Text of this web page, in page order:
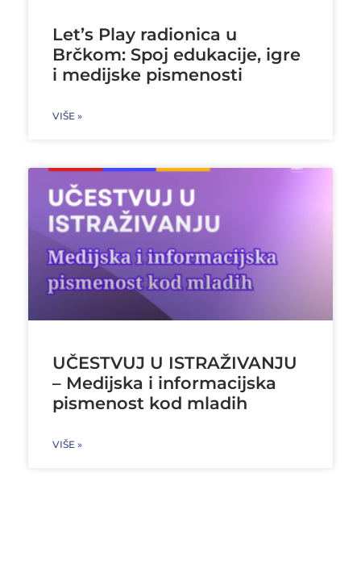
Let’s Play radionica u
Brčkom: Spoj edukacije, igre
i medijske pismenosti
VIŠE »
UČESTVUJ U ISTRAŽIVANJU
– Medijska i informacijska
pismenost kod mladih
VIŠE »